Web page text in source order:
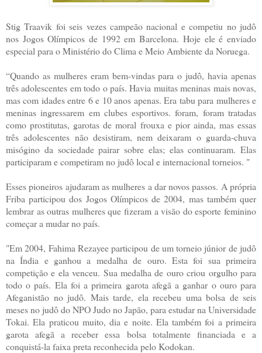
Stig Traavik foi seis vezes campeão nacional e competiu no judô
nos Jogos Olímpicos de 1992 em Barcelona. Hoje ele é enviado
especial para o Ministério do Clima e Meio Ambiente da Noruega.
“Quando as mulheres eram bem-vindas para o judô, havia apenas
três adolescentes em todo o país. Havia muitas meninas mais novas,
mas com idades entre 6 e 10 anos apenas. Era tabu para mulheres e
meninas ingressarem em clubes esportivos. foram, foram tratadas
como prostitutas, garotas de moral frouxa e pior ainda, mas essas
três adolescentes não desistiram, nem deixaram o guarda-chuva
misógino da sociedade pairar sobre elas; elas continuaram. Elas
participaram e competiram no judô local e internacional torneios. "
Esses pioneiros ajudaram as mulheres a dar novos passos. A própria
Friba participou dos Jogos Olímpicos de 2004, mas também quer
lembrar as outras mulheres que fizeram a visão do esporte feminino
começar a mudar no país.
"Em 2004, Fahima Rezayee participou de um torneio júnior de judô
na Índia e ganhou a medalha de ouro. Esta foi sua primeira
competição e ela venceu. Sua medalha de ouro criou orgulho para
todo o país. Ela foi a primeira garota afegã a ganhar o ouro para
Afeganistão no judô. Mais tarde, ela recebeu uma bolsa de seis
meses no judô do NPO Judo no Japão, para estudar na Universidade
Tokai. Ela praticou muito, dia e noite. Ela também foi a primeira
garota afegã a receber essa bolsa totalmente financiada e a
conquistá-la faixa preta reconhecida pelo Kodokan.